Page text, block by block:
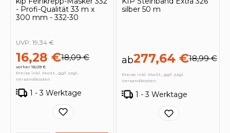
- Profi-Qualität 33 m x
300 mm - 332-30
16,28 €18,09 €
vorher 18,09 €
UVP: 19,34 €
Preise inkl. MwSt., ggf. zzgl.
Versandkosten
1 - 3 Werktage
silber 50 m
ab277,64 €18,99 €
Preise inkl. MwSt., ggf. zzgl.
Versandkosten
1 - 3 Werktage